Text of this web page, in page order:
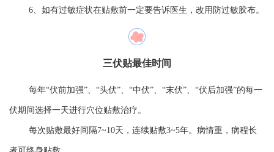
6、如有过敏症状在贴敷前一定要告诉医生，改用防过敏胶布。
三伏贴最佳时间
每年“伏前加强”、“头伏”、“中伏”、“末伏”、“伏后加强”的每一
伏期间选择一天进行穴位贴敷治疗。
每次贴敷最好间隔7~10天，连续贴敷3~5年。病情重，病程长